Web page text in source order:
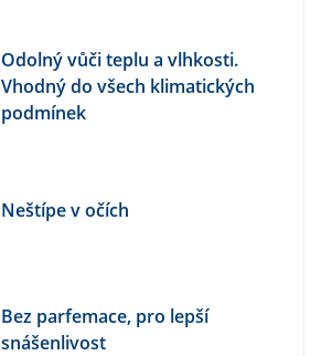
Odolný vůči teplu a vlhkosti.
Vhodný do všech klimatických
podmínek
Neštípe v očích
Bez parfemace, pro lepší
snášenlivost